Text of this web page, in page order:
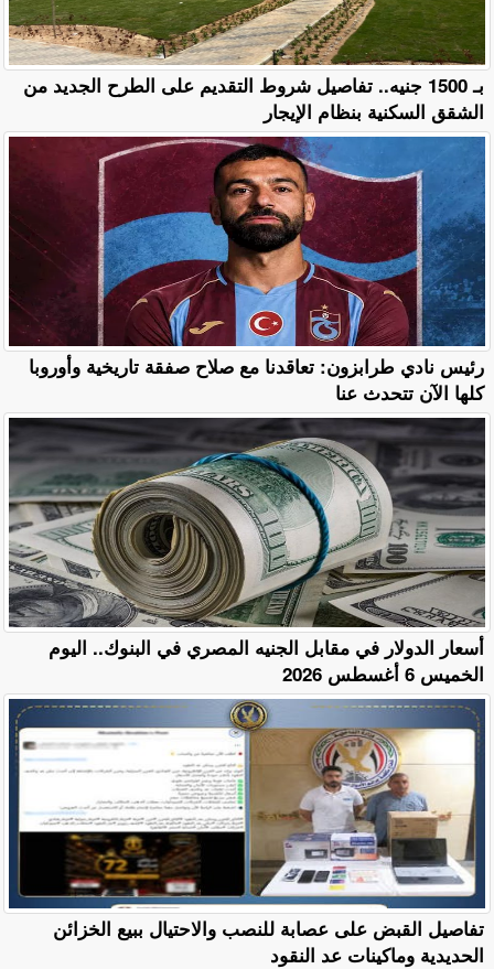
بـ 1500 جنيه.. تفاصيل شروط التقديم على الطرح الجديد من
الشقق السكنية بنظام الإيجار
رئيس نادي طرابزون: تعاقدنا مع صلاح صفقة تاريخية وأوروبا
كلها الآن تتحدث عنا
أسعار الدولار في مقابل الجنيه المصري في البنوك.. اليوم
الخميس 6 أغسطس 2026
تفاصيل القبض على عصابة للنصب والاحتيال ببيع الخزائن
الحديدية وماكينات عد النقود